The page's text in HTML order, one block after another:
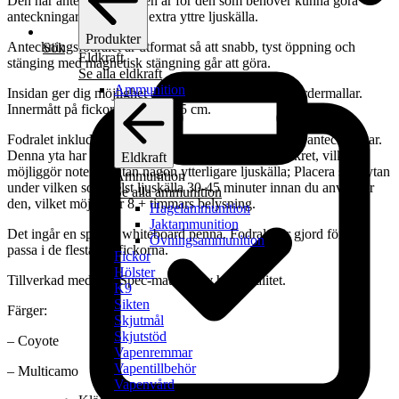
Produkter
Eldkraft
Se alla eldkraft
Ammunition
Eldkraft
Ammunition
Se alla ammunition
Hagelammunition
Jaktammunition
Övningsammunition
Fickor
Hölster
K9
Sikten
Skjutmål
Skjutstöd
Vapenremmar
Vapentillbehör
Vapenvård
Sök
anteckningar utan någon extra yttre ljuskälla.
Anteckningsfodralet är utformat så att snabb, tyst öppning och
stänging med magnetisk stängning går att göra.
Insidan ger dig möjlighet att hålla nio, minneskort / ordermallar.
Innermått på fickorna är 11 x 15 cm.
Fodralet inkluderar också en styv skrivyta för snabba anteckningar.
Denna yta har också förmågan att självbelysa i mörkret, vilket
möjliggör notering utan någon ytterligare ljuskälla; Placera skrivytan
under vilken som helst ljuskälla 30-45 minuter innan du använder
den, vilket möjliggör 8 + timmars belysning.
Det ingår en spetsig whiteboard penna. Fodralet är gjord för att
passa i de flesta benfickorna.
Tillverkad med Mil-Spec-material av hög kvalitet.
Färger:
– Coyote
– Multicamo